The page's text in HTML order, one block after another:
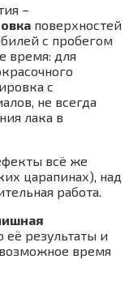
–
поверхностей
с пробегом
время: для
с
не всегда
лака в
всё же
царапинах), над
работа.
её результаты и
время